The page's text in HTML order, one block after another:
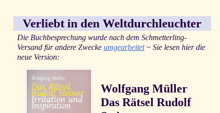
Verliebt in den Weltdurchleuchter
Die Buchbesprechung wurde nach dem Schmetterling-
Versand für andere Zwecke umgearbeitet~ Sie lesen hier die
neue Version:
Wolfgang Müller
Das Rätsel Rudolf